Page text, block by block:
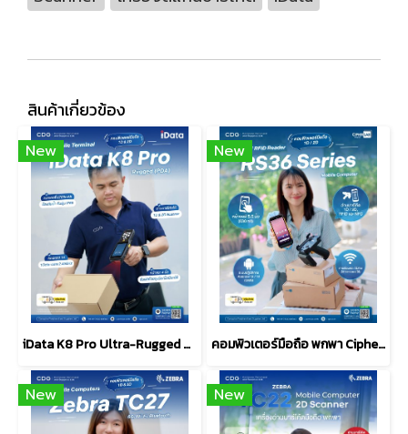
สินค้าเกี่ยวข้อง
New
iData K8 Pro Ultra-Rugged Android Mobile Computer (PDA)
New
คอมพิวเตอร์มือถือ พกพา Cipherlab RS36 Touch Mobile Computer
New New